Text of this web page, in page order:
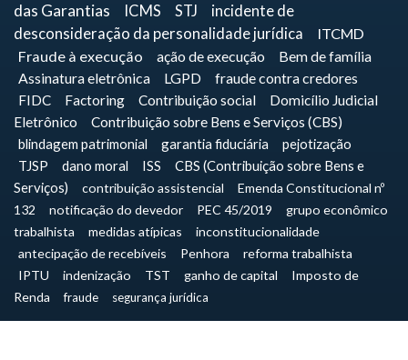
das Garantias
ICMS STJ
incidente de
desconsideração da personalidade jurídica
ITCMD
Fraude à execução
ação de execução
Bem de família
Assinatura eletrônica
LGPD fraude contra credores
FIDC Factoring Contribuição social
Domicílio Judicial
Eletrônico
Contribuição sobre Bens e Serviços (CBS)
blindagem patrimonial
garantia fiduciária
pejotização
TJSP
dano moral ISS
CBS (Contribuição sobre Bens e
Serviços)
contribuição assistencial
Emenda Constitucional nº
132
notificação do devedor PEC 45/2019
grupo econômico
trabalhista
medidas atípicas
inconstitucionalidade
antecipação de recebíveis
Penhora
reforma trabalhista
IPTU
indenização TST ganho de capital
Imposto de
Renda
fraude segurança jurídica